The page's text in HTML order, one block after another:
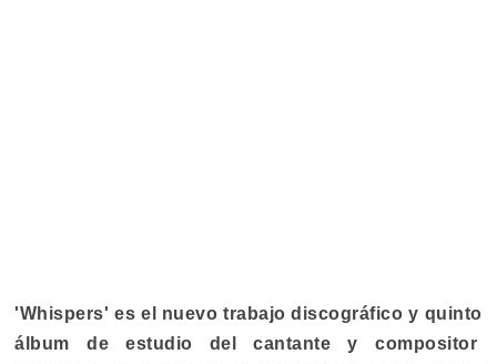
'Whispers' es el nuevo trabajo discográfico y quinto
álbum de estudio del cantante y compositor